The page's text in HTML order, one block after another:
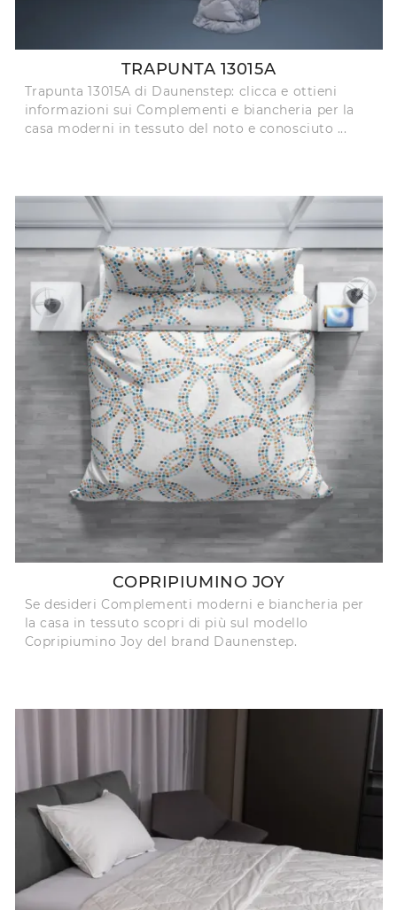
TRAPUNTA 13015A
Trapunta 13015A di Daunenstep: clicca e ottieni
informazioni sui Complementi e biancheria per la
casa moderni in tessuto del noto e conosciuto ...
COPRIPIUMINO JOY
Se desideri Complementi moderni e biancheria per
la casa in tessuto scopri di più sul modello
Copripiumino Joy del brand Daunenstep.